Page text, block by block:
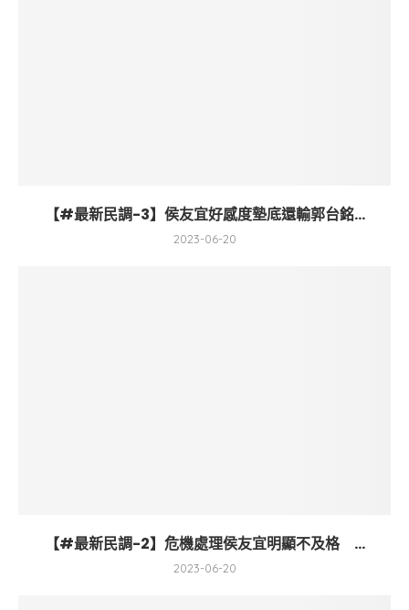
【#最新民調-3】侯友宜好感度墊底還輸郭台銘...
2023-06-20
【#最新民調-2】危機處理侯友宜明顯不及格 ...
2023-06-20